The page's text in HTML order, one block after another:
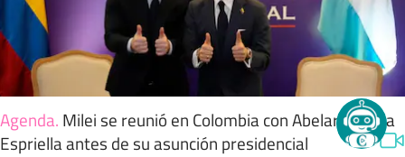
Agenda. Milei se reunió en Colombia con Abelardo de la
Espriella antes de su asunción presidencial